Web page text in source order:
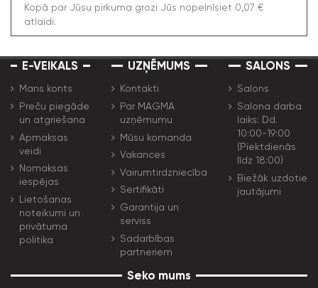
Kopā par Jūsu pirkuma grozi Jūs nopelnīsiet 0,07 €
atlaidi.
E-VEIKALS
Mans konts
Preču piegāde
un atgriešana
Apmaksas
veidi
Nomaksas
iespējas
Lietošanas
noteikumi un
privātuma
politika
UZŅĒMUMS
Kontakti
Par MAGMA
uzņēmumu
Mūsu komanda
Vakances
Vairumtirdzniecība
Sertifikāti
Garantija un
serviss
Sadarbības
partneriem
SALONS
Salons
Salona darba
laiks: Dd.
10:00-19:00
(Piektdienās
līdz 18:00)
Biežāk uzdotie
jautājumi
Seko mums